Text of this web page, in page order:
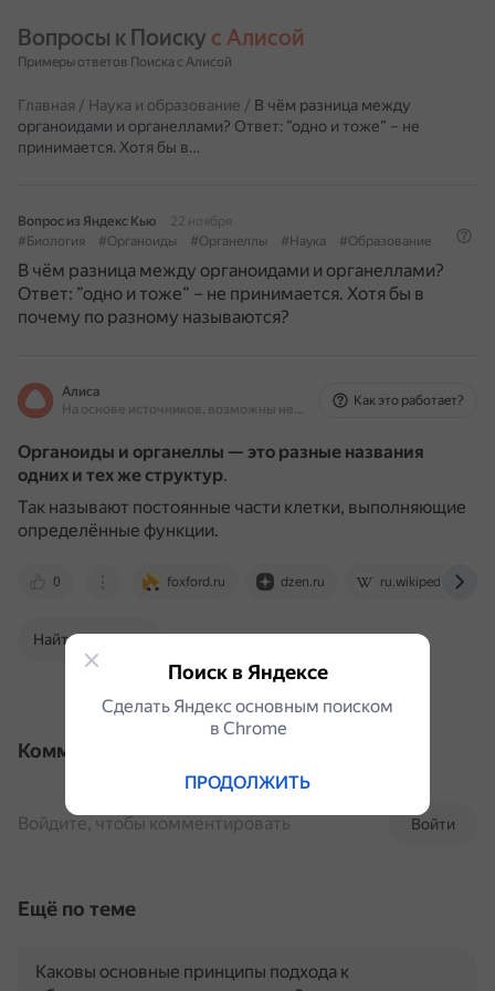
Вопросы к Поиску с Алисой
Примеры ответов Поиска с Алисой
Главная / Наука и образование / В чём разница между
органоидами и органеллами? Ответ: ”одно и тоже” – не
принимается. Хотя бы в…
Вопрос из Яндекс Кью
22 ноября
#Биология
#Органоиды #Органеллы #Наука #Образование
В чём разница между органоидами и органеллами?
Ответ: ”одно и тоже” – не принимается. Хотя бы в
почему по разному называются?
Алиса
На основе источников, возможны неточности
Как это работает?
Органоиды и органеллы — это разные названия
одних и тех же структур.
Так называют постоянные части клетки, выполняющие
определённые функции.
0 foxford.ru dzen.ru ru.wikipedia.org
Найти в Поиске
Комментарии
Войти
Войдите, чтобы комментировать
Ещё по теме
Каковы основные принципы подхода к
Поиск в Яндексе
Сделать Яндекс основным поиском
в Сhrome
ПРОДОЛЖИТЬ